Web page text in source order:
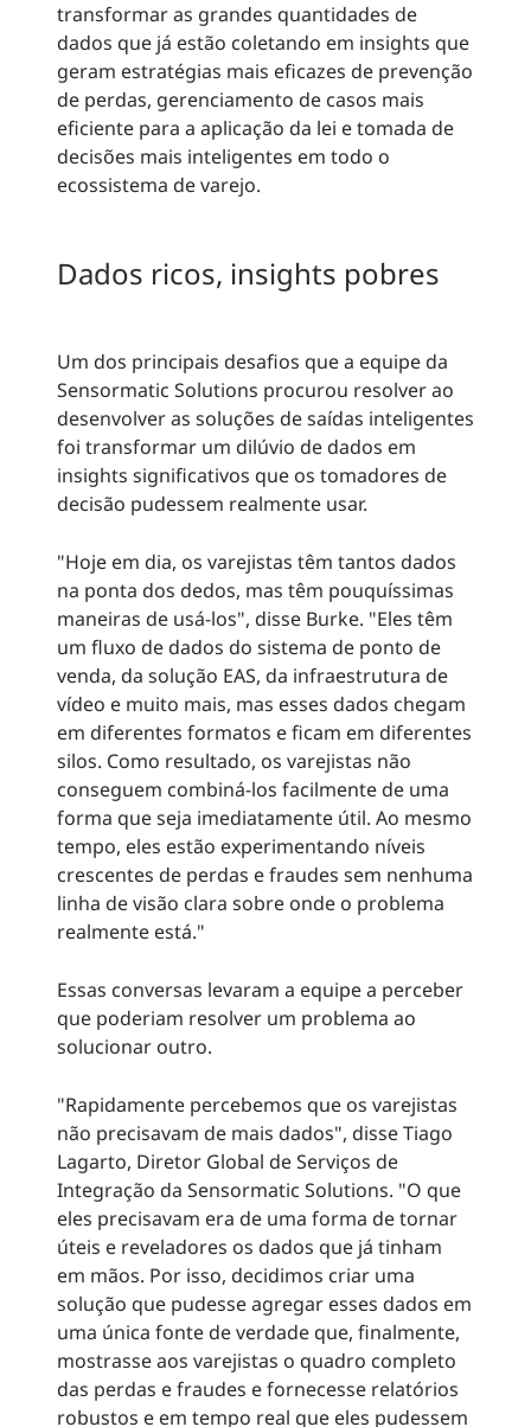
transformar as grandes quantidades de
dados que já estão coletando em insights que
geram estratégias mais eficazes de prevenção
de perdas, gerenciamento de casos mais
eficiente para a aplicação da lei e tomada de
decisões mais inteligentes em todo o
ecossistema de varejo.
Dados ricos, insights pobres
Um dos principais desafios que a equipe da
Sensormatic Solutions procurou resolver ao
desenvolver as soluções de saídas inteligentes
foi transformar um dilúvio de dados em
insights significativos que os tomadores de
decisão pudessem realmente usar.
"Hoje em dia, os varejistas têm tantos dados
na ponta dos dedos, mas têm pouquíssimas
maneiras de usá-los", disse Burke. "Eles têm
um fluxo de dados do sistema de ponto de
venda, da solução EAS, da infraestrutura de
vídeo e muito mais, mas esses dados chegam
em diferentes formatos e ficam em diferentes
silos. Como resultado, os varejistas não
conseguem combiná-los facilmente de uma
forma que seja imediatamente útil. Ao mesmo
tempo, eles estão experimentando níveis
crescentes de perdas e fraudes sem nenhuma
linha de visão clara sobre onde o problema
realmente está."
Essas conversas levaram a equipe a perceber
que poderiam resolver um problema ao
solucionar outro.
"Rapidamente percebemos que os varejistas
não precisavam de mais dados", disse Tiago
Lagarto, Diretor Global de Serviços de
Integração da Sensormatic Solutions. "O que
eles precisavam era de uma forma de tornar
úteis e reveladores os dados que já tinham
em mãos. Por isso, decidimos criar uma
solução que pudesse agregar esses dados em
uma única fonte de verdade que, finalmente,
mostrasse aos varejistas o quadro completo
das perdas e fraudes e fornecesse relatórios
robustos e em tempo real que eles pudessem